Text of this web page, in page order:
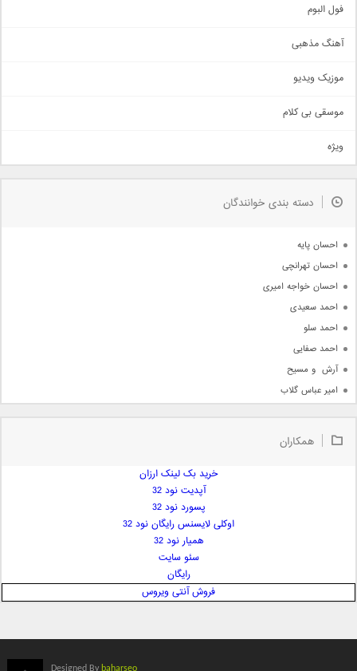
اجتماعی
حماسی
سنتی
اهنگ بندرعباسی
دمو
مذهبی
جدیدترین ها
فول البوم
آهنگ مذهبی
موزیک ویدیو
موسقی بی کلام
ویژه
دسته بندی خوانندگان
احسان پایه
احسان تهرانچی
احسان خواجه امیری
احمد سعیدی
احمد سلو
احمد صفایی
آرش  و مسیح
امیر عباس گلاب
امیر علی
ایمان غلامی
بابک جهانبخش
همکاران
خرید بک لینک ارزان
آپدیت نود 32
پسورد نود 32
اوکلی لایسنس رایگان نود 32
همیار نود 32
سئو سایت
رایگان
فروش آنتی ویروس
Designed By baharseo